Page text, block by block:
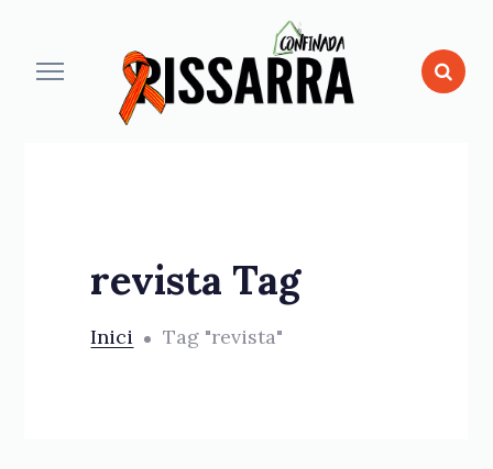
revista Tag
Inici Tag "revista"